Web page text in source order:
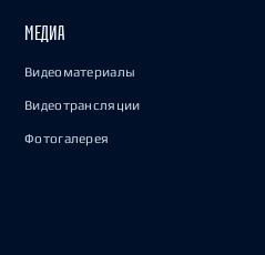
МЕДИА
Видеоматериалы
Видеотрансляции
Фотогалерея